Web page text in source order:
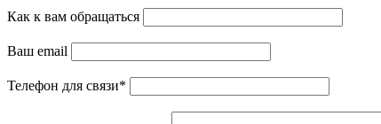
Как к вам обращаться
Ваш email
Телефон для связи*